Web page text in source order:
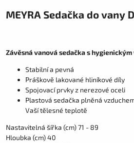
MEYRA Sedačka do vany
Závěsná vanová sedačka s
Stabilní a pevná
Práškově lakované hliníkové díly
Spojovací prvky z nerezové oceli
Plastová sedačka plněná
Vaší tělesné teplotě
Nastavitelná šířka (cm) 71 - 89
Hloubka (cm) 40